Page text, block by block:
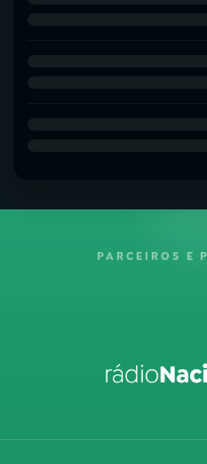
PARCEIROS E